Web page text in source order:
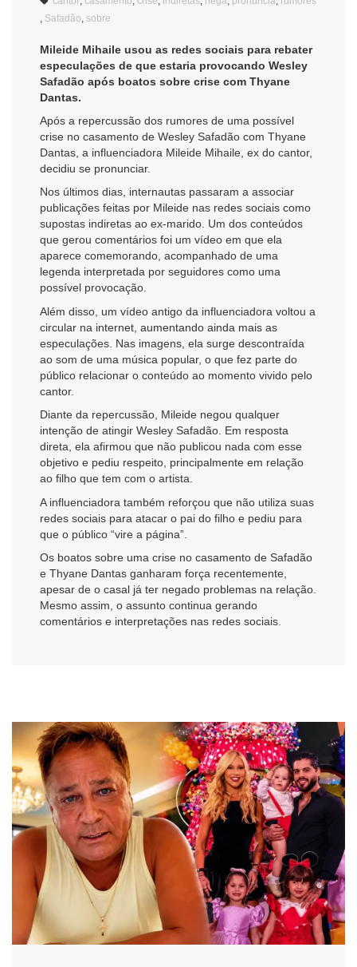
Safadão sobre
Mileide Mihaile usou as redes sociais para rebater
especulações de que estaria provocando Wesley
Safadão após boatos sobre crise com Thyane
Dantas.
Após a repercussão dos rumores de uma possível
crise no casamento de Wesley Safadão com Thyane
Dantas, a influenciadora Mileide Mihaile, ex do cantor,
decidiu se pronunciar.
Nos últimos dias, internautas passaram a associar
publicações feitas por Mileide nas redes sociais como
supostas indiretas ao ex-marido. Um dos conteúdos
que gerou comentários foi um vídeo em que ela
aparece comemorando, acompanhado de uma
legenda interpretada por seguidores como uma
possível provocação.
Além disso, um vídeo antigo da influenciadora voltou a
circular na internet, aumentando ainda mais as
especulações. Nas imagens, ela surge descontraída
ao som de uma música popular, o que fez parte do
público relacionar o conteúdo ao momento vivido pelo
cantor.
Diante da repercussão, Mileide negou qualquer
intenção de atingir Wesley Safadão. Em resposta
direta, ela afirmou que não publicou nada com esse
objetivo e pediu respeito, principalmente em relação
ao filho que tem com o artista.
A influenciadora também reforçou que não utiliza suas
redes sociais para atacar o pai do filho e pediu para
que o público “vire a página”.
Os boatos sobre uma crise no casamento de Safadão
e Thyane Dantas ganharam força recentemente,
apesar de o casal já ter negado problemas na relação.
Mesmo assim, o assunto continua gerando
comentários e interpretações nas redes sociais.